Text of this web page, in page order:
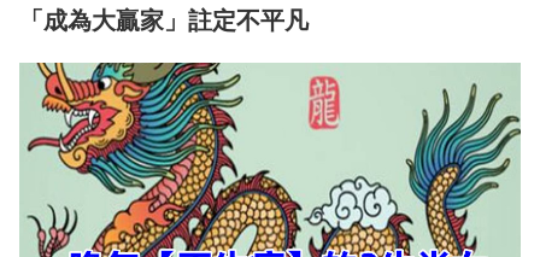
「成為大贏家」註定不平凡